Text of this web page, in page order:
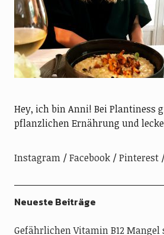
Hey, ich bin Anni! Bei Plantiness
pflanzlichen Ernährung und
Instagram Facebook Pinterest
Neueste Beiträge
Gefährlichen Vitamin B12